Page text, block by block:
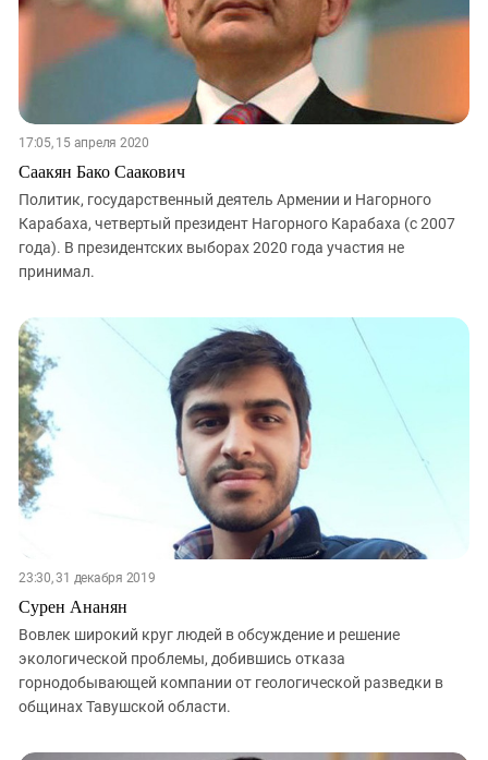
17:05, 15 апреля 2020
Саакян Бако Саакович
Политик, государственный деятель Армении и Нагорного
Карабаха, четвертый президент Нагорного Карабаха (с 2007
года). В президентских выборах 2020 года участия не
принимал.
23:30, 31 декабря 2019
Сурен Ананян
Вовлек широкий круг людей в обсуждение и решение
экологической проблемы, добившись отказа
горнодобывающей компании от геологической разведки в
общинах Тавушской области.